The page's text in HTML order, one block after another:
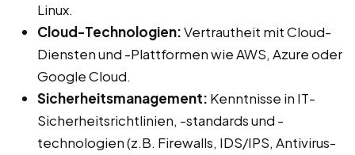
Linux.
Cloud-Technologien:Vertrautheit mit Cloud-
Diensten und -Plattformen wie AWS, Azure oder
Google Cloud.
Sicherheitsmanagement: Kenntnisse in IT-
Sicherheitsrichtlinien, -standards und -
technologien (z.B. Firewalls, IDS/IPS, Antivirus-